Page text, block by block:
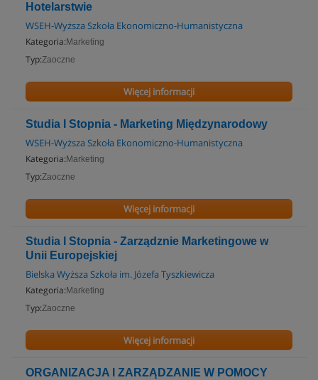
Hotelarstwie
WSEH-Wyższa Szkoła Ekonomiczno-Humanistyczna
Kategoria: Marketing
Typ:Zaoczne
Więcej informacji
Studia I Stopnia - Marketing Międzynarodowy
WSEH-Wyższa Szkoła Ekonomiczno-Humanistyczna
Kategoria: Marketing
Typ:Zaoczne
Więcej informacji
Studia I Stopnia - Zarządznie Marketingowe w
Unii Europejskiej
Bielska Wyższa Szkoła im. Józefa Tyszkiewicza
Kategoria: Marketing
Typ:Zaoczne
Więcej informacji
ORGANIZACJA I ZARZĄDZANIE W POMOCY